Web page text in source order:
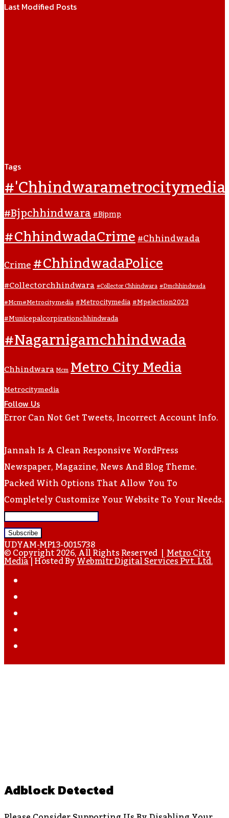
Last Modified Posts
Tags
#'chhindwarametrocitymedia
#bjpchhindwara#bjpmp
#ChhindwadaCrime#Chhindwada
Crime#ChhindwadaPolice
#collectorchhindwara#collector Chhindwara#dmchhindwada
#mcm#metrocitymedia#metrocitymedia#mpelection2023
#municepalcorpirationchhindwada
#nagarnigamchhindwada
ChhindwaraMcmMetro City Media
Metrocitymedia
Follow Us
Error Can Not Get Tweets, Incorrect Account Info.
Jannah Is A Clean Responsive WordPress
Newspaper, Magazine, News And Blog Theme.
Packed With Options That Allow You To
Completely Customize Your Website To Your Needs.
Enter
Your
Email
Address
UDYAM-MP13-0015738
© Copyright 2026, All Rights Reserved |Metro City
Media| Hosted ByWebmitr Digital Services Pvt. Ltd.
Adblock Detected